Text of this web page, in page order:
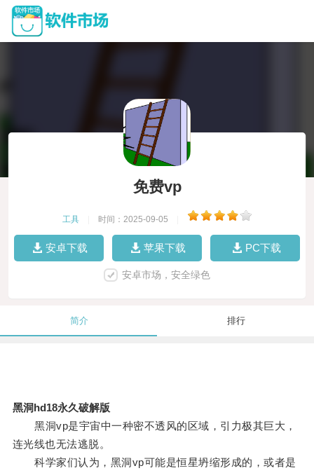
免费vp
工具 时间：2025-09-05
安卓下载 苹果下载 PC下载
安卓市场，安全绿色
简介 排行
黑洞hd18永久破解版
黑洞vp是宇宙中一种密不透风的区域，引力极其巨大，
连光线也无法逃脱。
科学家们认为，黑洞vp可能是恒星坍缩形成的，或者是